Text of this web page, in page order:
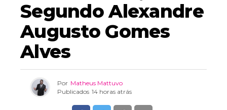
Segundo Alexandre
Augusto Gomes
Alves
Por Matheus Mattuvo
Publicados 14 horas atrás